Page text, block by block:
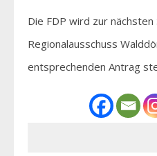
Die FDP wird zur nächsten
Regionalausschuss
entsprechenden Antrag